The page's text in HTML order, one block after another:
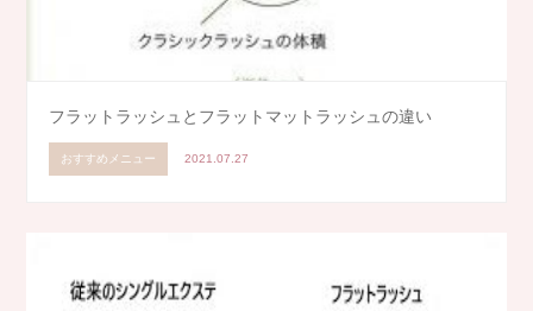
フラットラッシュとフラットマットラッシュの違い
おすすめメニュー 2021.07.27